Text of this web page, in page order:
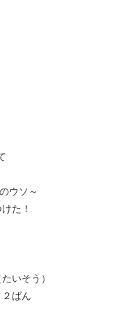
ウソ～
た！
いそう）
ばん